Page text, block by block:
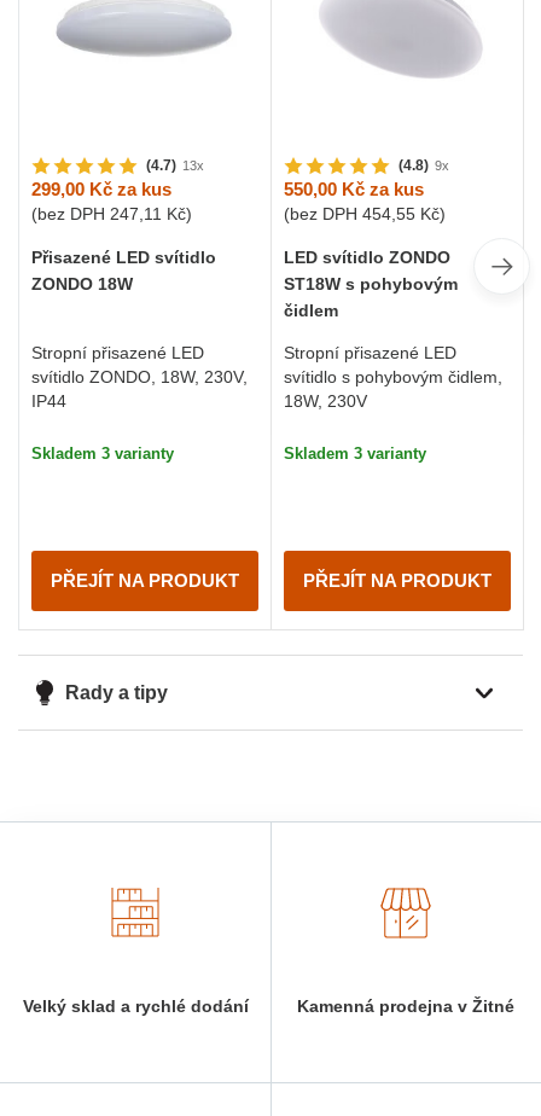
(4.7) 13x
299,00 Kč za kus
(bez DPH 247,11 Kč)
Přisazené LED svítidlo
ZONDO 18W
Stropní přisazené LED
svítidlo ZONDO, 18W, 230V,
IP44
Skladem 3 varianty
PŘEJÍT NA PRODUKT
(4.8) 9x
550,00 Kč za kus
(bez DPH 454,55 Kč)
LED svítidlo ZONDO
ST18W s pohybovým
čidlem
Stropní přisazené LED
svítidlo s pohybovým čidlem,
18W, 230V
Skladem 3 varianty
PŘEJÍT NA PRODUKT
Rady a tipy
Velký sklad a rychlé dodání Kamenná prodejna v Žitné